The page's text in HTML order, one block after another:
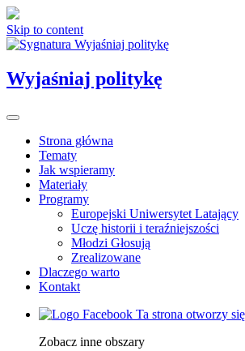
Skip to content
Wyjaśniaj politykę
Strona główna
Tematy
Jak wspieramy
Materiały
Programy
Europejski Uniwersytet Latający
Uczę historii i teraźniejszości
Młodzi Głosują
Zrealizowane
Dlaczego warto
Kontakt
Ta strona otworzy
Zobacz inne obszary